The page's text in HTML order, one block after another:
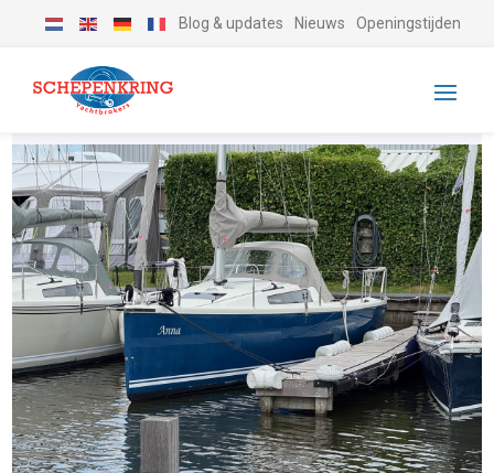
Blog & updates Nieuws Openingstijden